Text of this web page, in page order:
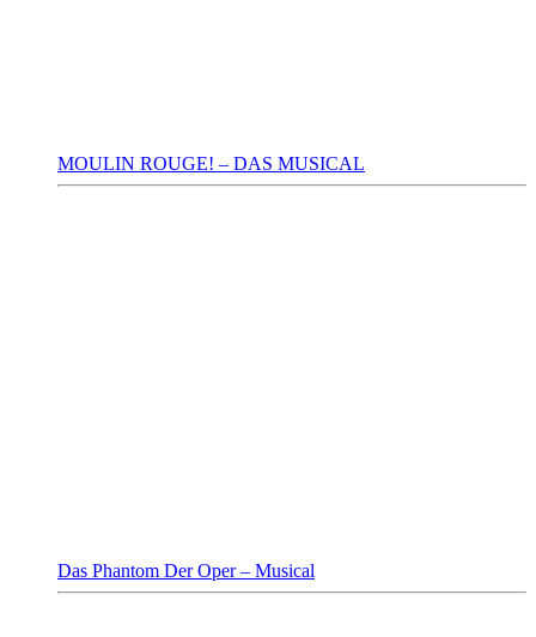
MOULIN ROUGE! – DAS MUSICAL
Das Phantom Der Oper – Musical